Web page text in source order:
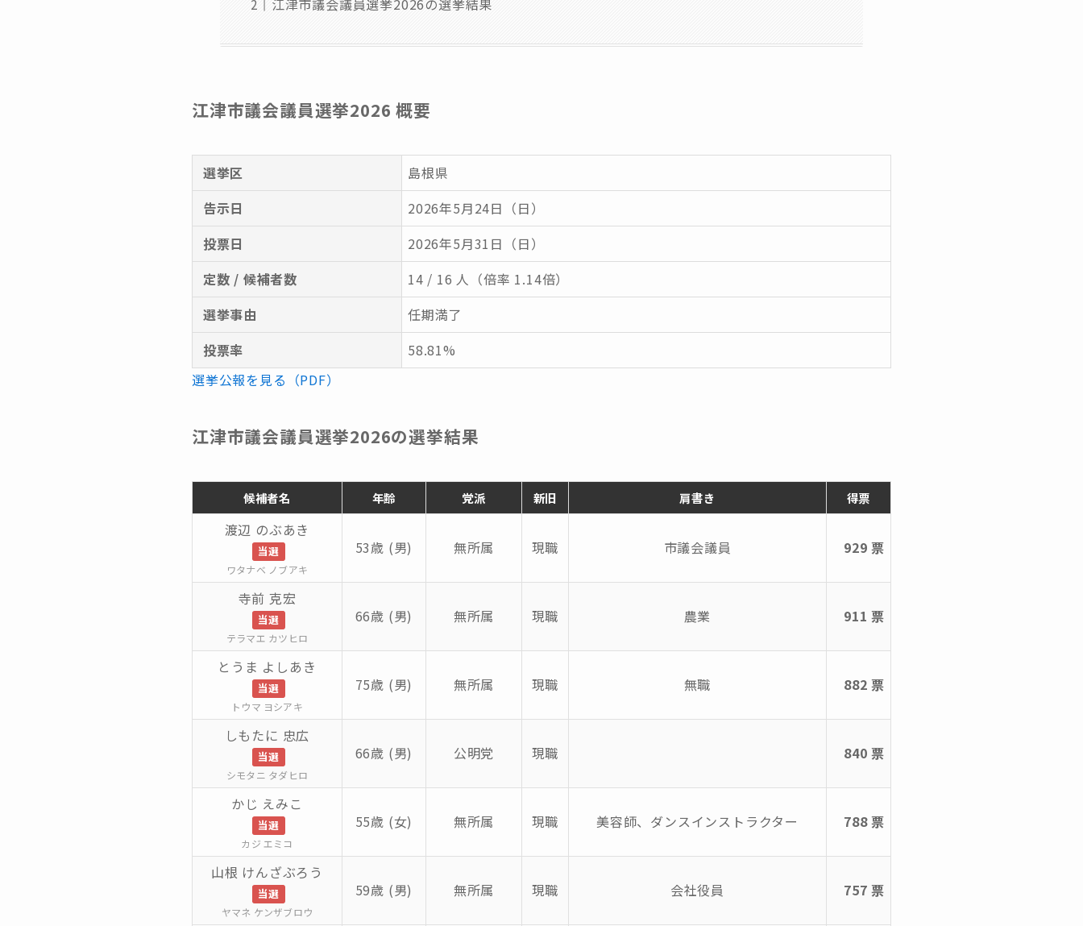
江津市議会議員選挙2026 概要
選挙区
島根県
告示日
2026年5月24日（日）
投票日
2026年5月31日（日）
定数 / 候補者数
14 / 16 人（倍率 1.14倍）
選挙事由
任期満了
投票率
58.81%
選挙公報を見る（PDF）
江津市議会議員選挙2026の選挙結果
候補者名 年齢 党派 新旧 肩書き 得票
渡辺 のぶあき
当選
ワタナベ ノブアキ
53歳 (男) 無所属 現職 市議会議員 929 票
寺前 克宏
当選
テラマエ カツヒロ
66歳 (男) 無所属 現職 農業 911 票
とうま よしあき
当選
トウマ ヨシアキ
75歳 (男) 無所属 現職 無職 882 票
しもたに 忠広
当選
シモタニ タダヒロ
66歳 (男) 公明党 現職 840 票
かじ えみこ
当選
カジ エミコ
55歳 (女) 無所属 現職 美容師、ダンスインストラクター 788 票
山根 けんざぶろう
当選
ヤマネ ケンザブロウ
59歳 (男) 無所属 現職 会社役員 757 票